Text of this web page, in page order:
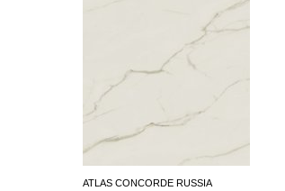
ATLAS CONCORDE RUSSIA